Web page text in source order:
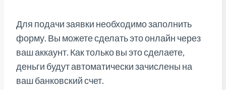
Для подачи заявки необходимо заполнить
форму. Вы можете сделать это онлайн через
ваш аккаунт. Как только вы это сделаете,
деньги будут автоматически зачислены на
ваш банковский счет.